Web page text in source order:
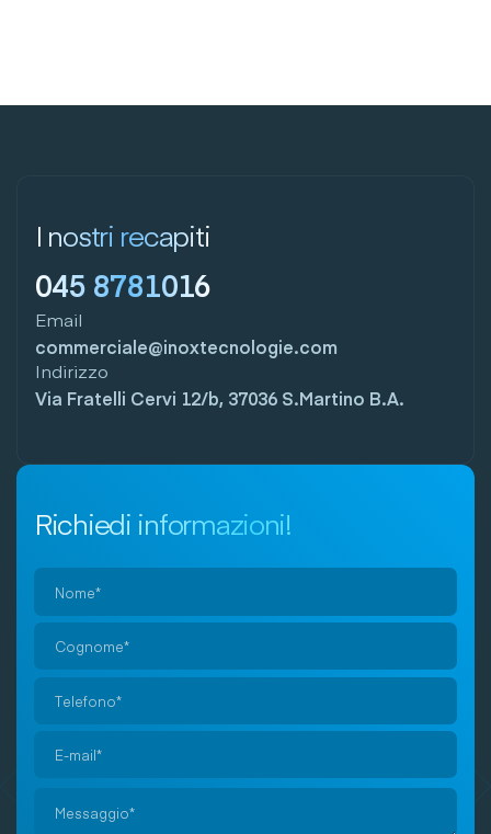
I nostri recapiti
045 8781016
Email
commerciale@inoxtecnologie.com
Indirizzo
Via Fratelli Cervi 12/b, 37036 S.Martino B.A.
Richiedi informazioni!
prega